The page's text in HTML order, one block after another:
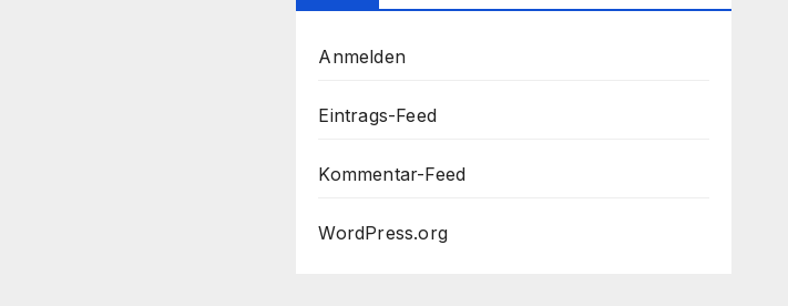
Anmelden
Eintrags-Feed
Kommentar-Feed
WordPress.org